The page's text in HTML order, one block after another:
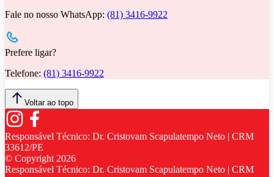
Fale no nosso WhatsApp: (81) 3416-9922
Prefere ligar?
Telefone: (81) 3416-9922
Voltar ao topo
Responsável Técnico: Dr. Cristovam Scapulatempo Neto | CRM
33612/PE
© Copyright2026
Responsável Técnico: Dr. Cristovam Scapulatempo Neto | CRM